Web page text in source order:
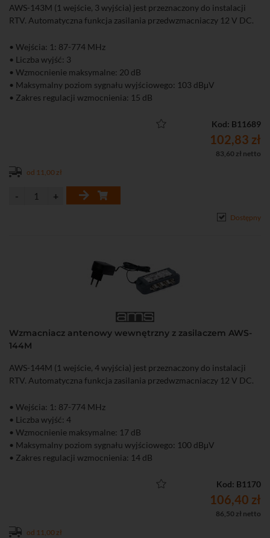
AWS-143M (1 wejście, 3 wyjścia) jest przeznaczony do instalacji
RTV. Automatyczna funkcja zasilania przedwzmacniaczy 12 V DC.
• Wejścia: 1: 87-774 MHz
• Liczba wyjść: 3
• Wzmocnienie maksymalne: 20 dB
• Maksymalny poziom sygnału wyjściowego: 103 dBμV
• Zakres regulacji wzmocnienia: 15 dB
Kod: B11689
102,83 zł
83,60 zł netto
od 11,00 zł
Dostępny
Wzmacniacz antenowy wewnętrzny z zasilaczem AWS-
144M
AWS-144M (1 wejście, 4 wyjścia) jest przeznaczony do instalacji
RTV. Automatyczna funkcja zasilania przedwzmacniaczy 12 V DC.
• Wejścia: 1: 87-774 MHz
• Liczba wyjść: 4
• Wzmocnienie maksymalne: 17 dB
• Maksymalny poziom sygnału wyjściowego: 100 dBμV
• Zakres regulacji wzmocnienia: 14 dB
Kod: B1170
106,40 zł
86,50 zł netto
od 11,00 zł